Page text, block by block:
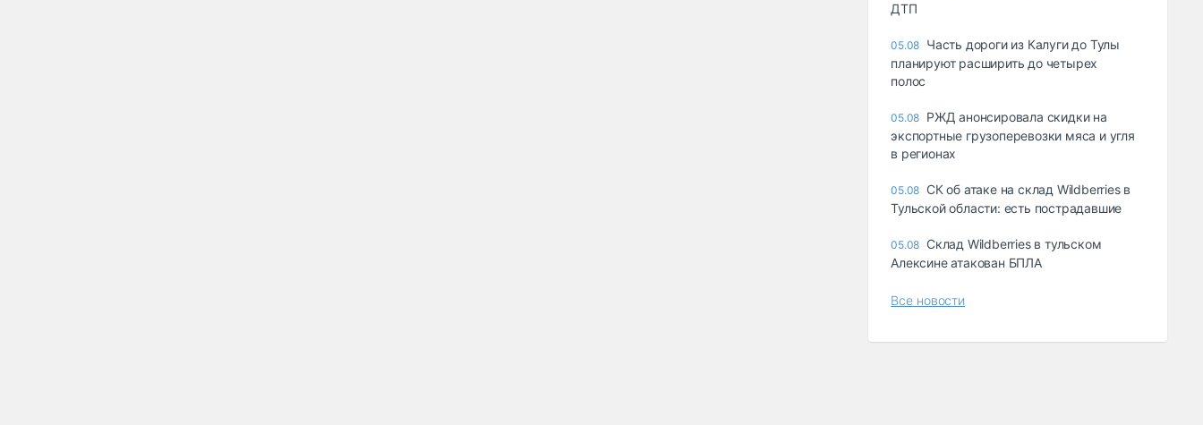
ДТП
05.08 Часть дороги из Калуги до Тулы
планируют расширить до четырех
полос
05.08 РЖД анонсировала скидки на
экспортные грузоперевозки мяса и угля
в регионах
05.08 СК об атаке на склад Wildberries в
Тульской области: есть пострадавшие
05.08 Склад Wildberries в тульском
Алексине атакован БПЛА
Все новости